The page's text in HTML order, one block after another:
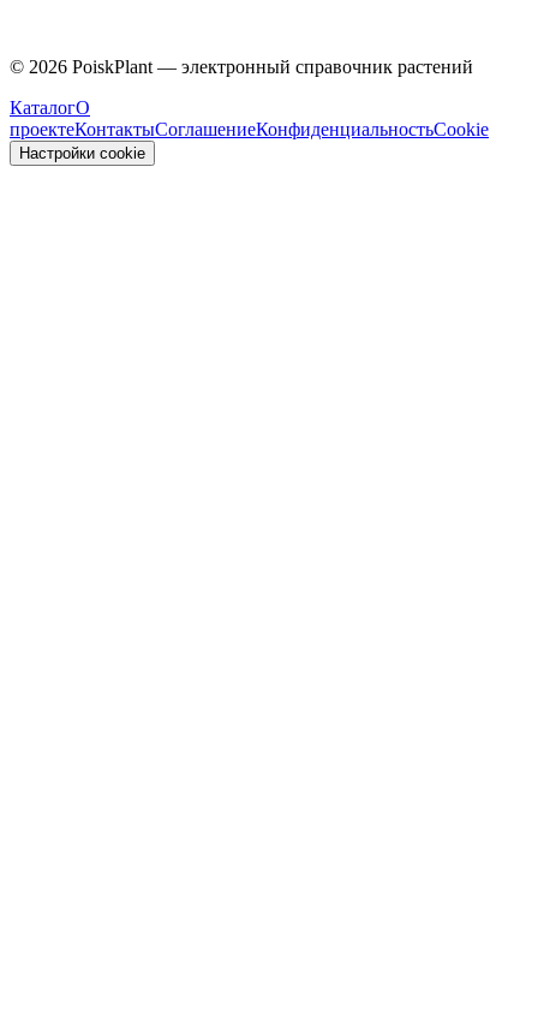
© 2026 PoiskPlant — электронный справочник растений
КаталогО
проектеКонтактыСоглашениеКонфиденциальностьCookie
Настройки cookie